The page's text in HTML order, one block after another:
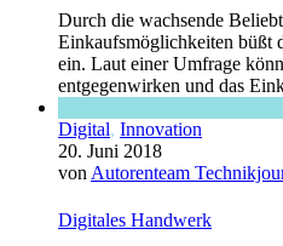
Durch die wachsende
Einkaufsmöglichkeiten büßt
ein. Laut einer Umfrage
entgegenwirken und das
Digital, Innovation
20. Juni 2018
von Autorenteam
Digitales Handwerk